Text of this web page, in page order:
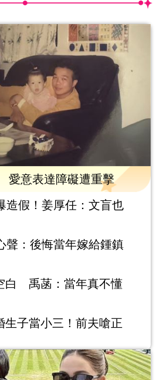
意表達障礙遭重擊
造假！姜厚任：文盲也
聲：後悔當年嫁給鍾鎮
白 禹菡：當年真不懂
生子當小三！前夫嗆正